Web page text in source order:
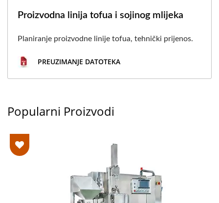
Proizvodna linija tofua i sojinog mlijeka
Planiranje proizvodne linije tofua, tehnički prijenos.
PREUZIMANJE DATOTEKA
Popularni Proizvodi